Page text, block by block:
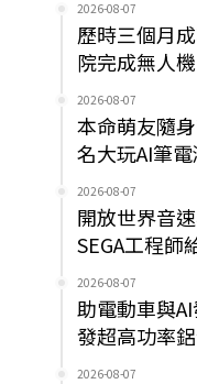
2026-08-07
歷時三個月
院完成無人
2026-08-07
本命萌友隨
名大玩AI筆
2026-08-07
開放世界音
SEGA工程師
2026-08-07
助電動車與
發超高功率
2026-08-07